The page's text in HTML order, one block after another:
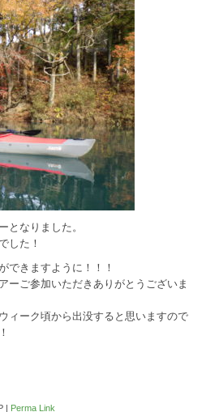
となりました。
した！
できますように！！！
ーご参加いただきありがとうございま
ィーク頃から出没すると思いますので
| Perma Link